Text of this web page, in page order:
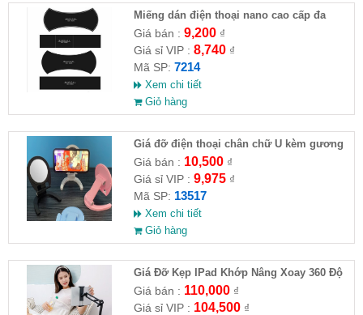
Miếng dán điện thoại nano cao cấp đa
năng
Giá bán : 9,200₫
Giá sỉ VIP : 8,740₫
Mã SP: 7214
Xem chi tiết
Giỏ hàng
Giá đỡ điện thoại chân chữ U kèm gương
Giá bán : 10,500₫
Giá sỉ VIP : 9,975₫
Mã SP: 13517
Xem chi tiết
Giỏ hàng
Giá Đỡ Kẹp IPad Khớp Nâng Xoay 360 Độ
Đa Năng( HĐ )
Giá bán : 110,000₫
Giá sỉ VIP : 104,500₫